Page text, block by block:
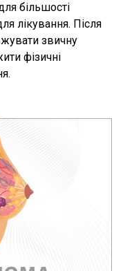
більшості
лікування. Після
звичну
фізичні